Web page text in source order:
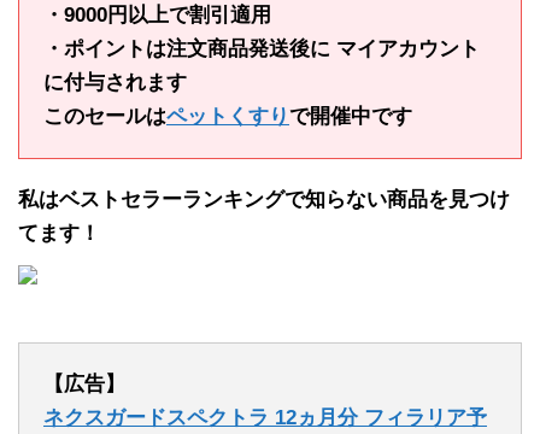
・9000円以上で割引適用
・ポイントは注文商品発送後に マイアカウント
に付与されます
このセールはペットくすりで開催中です
私はベストセラーランキングで知らない商品を見つけ
てます！
【広告】
ネクスガードスペクトラ 12ヵ月分 フィラリア予